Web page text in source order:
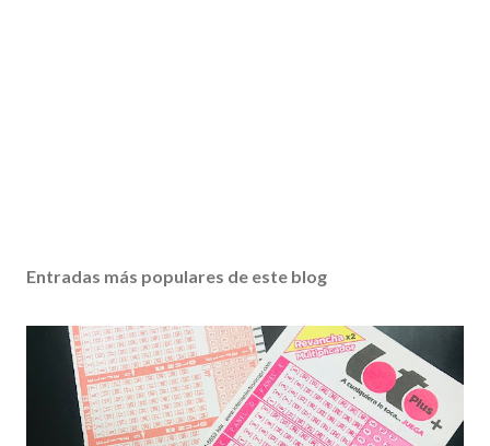
Entradas más populares de este blog